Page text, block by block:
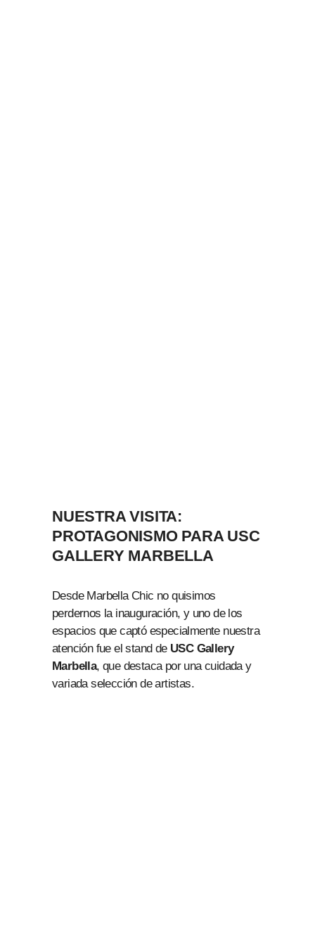
NUESTRA VISITA:
PROTAGONISMO PARA USC
GALLERY MARBELLA
Desde Marbella Chic no quisimos
perdernos la inauguración, y uno de los
espacios que captó especialmente nuestra
atención fue el stand de USC Gallery
Marbella, que destaca por una cuidada y
variada selección de artistas.